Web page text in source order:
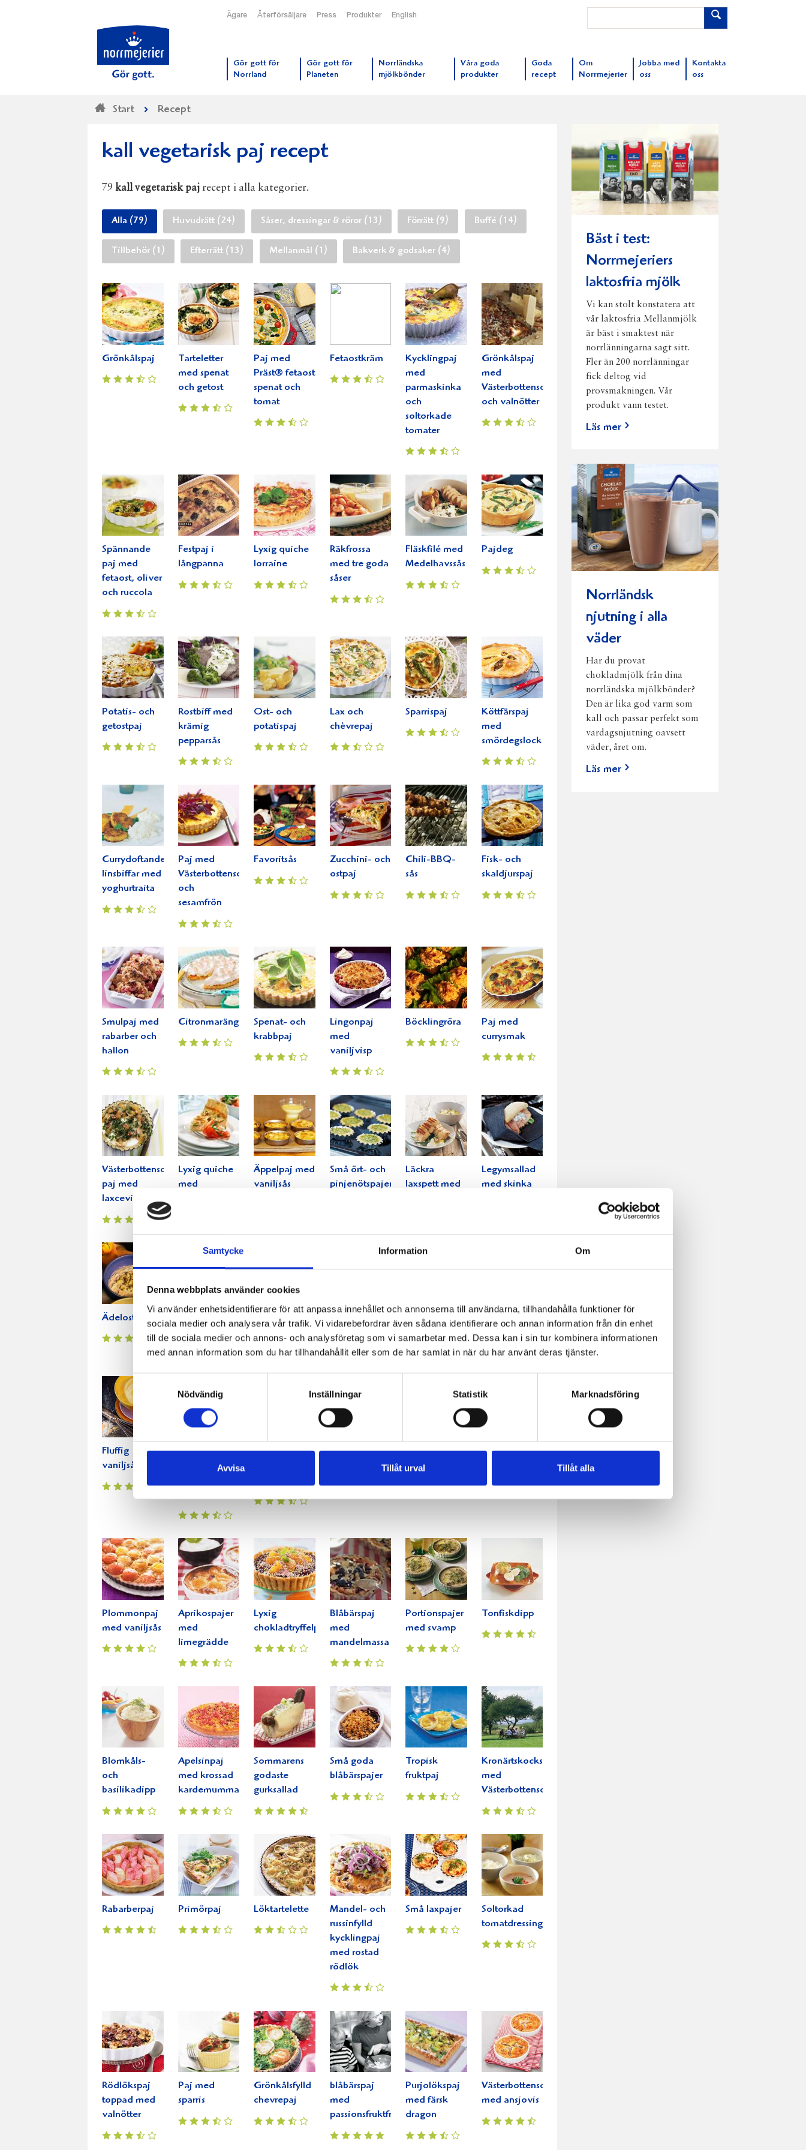
Samtycke Information Om
Denna webbplats använder cookies
Vi använder enhetsidentifierare för att anpassa innehållet och annonserna till användarna, tillhandahålla funktioner för
sociala medier och analysera vår trafik. Vi vidarebefordrar även sådana identifierare och annan information från din enhet
till de sociala medier och annons- och analysföretag som vi samarbetar med. Dessa kan i sin tur kombinera informationen
med annan information som du har tillhandahållit eller som de har samlat in när du har använt deras tjänster.
Samtyckesval
Nödvändig
Inställningar Statistik Marknadsföring
Avvisa Tillåt urval Tillåt alla
Ägare Återförsäljare Press Produkter English
Gör gott för
Norrland
Gör gott för
Planeten
Norrländska
mjölkbönder
Våra goda
produkter
Goda
recept
Om
Norrmejerier
Jobba med
oss
Kontakta
oss
Start Recept
kall vegetarisk paj recept
79 kall vegetarisk paj recept i alla kategorier.
Alla (79) Huvudrätt (24) Såser, dressingar & röror (13) Förrätt (9) Buffé (14)
Tillbehör (1) Efterrätt (13) Mellanmål (1) Bakverk & godsaker (4)
Grönkålspaj
Tarteletter
med spenat
och getost
Paj med
Präst® fetaost
spenat och
tomat
Fetaostkräm
Kycklingpaj
med
parmaskinka
och
soltorkade
tomater
Grönkålspaj
med
Västerbottensost
och valnötter
Spännande
paj med
fetaost, oliver
och ruccola
Festpaj i
långpanna
Lyxig quiche
lorraine
Räkfrossa
med tre goda
såser
Fläskfilé med
Medelhavssås
Pajdeg
Potatis- och
getostpaj
Rostbiff med
krämig
pepparsås
Ost- och
potatispaj
Lax och
chèvrepaj
Sparrispaj
Köttfärspaj
med
smördegslock
Currydoftande
linsbiffar med
yoghurtraita
Paj med
Västerbottensost
och
sesamfrön
Favoritsås
Zucchini- och
ostpaj
Chili-BBQ-
sås
Fisk- och
skaldjurspaj
Smulpaj med
rabarber och
hallon
Citronmarängpaj
Spenat- och
krabbpaj
Lingonpaj
med
vaniljvisp
Böcklingröra
Paj med
currysmak
Västerbottensost®-
paj med
laxceviche
Lyxig quiche
med
Äppelpaj med
vaniljsås
Små ört- och
pinjenötspajer
Läckra
laxspett med
Legymsallad
med skinka
Ädelostdipp Avokadodipp Läcker paj Mangoldpaj
Avokado-och
Tomatsås
Guacamole
Fluffig
vaniljsås
Kallrökt Lax
Tomat- och
PepparrotsgräddfilJordgubbsfyllda
tarteletter
Fruktflarn
Plommonpaj
med vaniljsås
Aprikospajer
med
limegrädde
Lyxig
chokladtryffelpaj
Blåbärspaj
med
mandelmassa
Portionspajer
med svamp
Tonfiskdipp
Blomkåls-
och
basilikadipp
Apelsinpaj
med krossad
kardemumma
Sommarens
godaste
gurksallad
Små goda
blåbärspajer
Tropisk
fruktpaj
Kronärtskockspaj
med
Västerbottensost
Rabarberpaj Primörpaj Löktartelette
Mandel- och
russinfylld
kycklingpaj
med rostad
rödlök
Små laxpajer
Soltorkad
tomatdressing
Rödlökspaj
toppad med
valnötter
Paj med
sparris
Grönkålsfylld
chevrepaj
blåbärspaj
med
passionsfruktfromagebotten
Purjolökspaj
med färsk
dragon
Västerbottensostpaj
med ansjovis
Bäst i test:
Norrmejeriers
laktosfria mjölk
Vi kan stolt konstatera att
vår laktosfria Mellanmjölk
är bäst i smaktest när
norrlänningarna sagt sitt.
Fler än 200 norrlänningar
fick deltog vid
provsmakningen. Vår
produkt vann testet.
Läs mer
Norrländsk
njutning i alla
väder
Har du provat
chokladmjölk från dina
norrländska mjölkbönder?
Den är lika god varm som
kall och passar perfekt som
vardagsnjutning oavsett
väder, året om.
Läs mer